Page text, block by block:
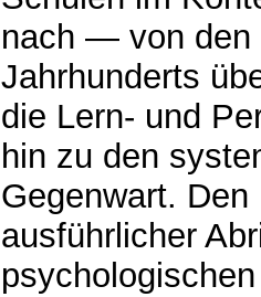
nach — von den
Jahrhunderts
die Lern- und
hin zu den
Gegenwart.
ausführlicher